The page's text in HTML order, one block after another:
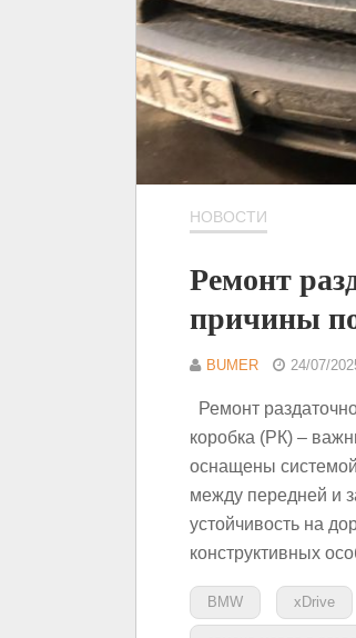
НОВОСТИ
Ремонт
причины
BUMER 24/07/
Ремонт
коробка (РК) –
оснащены
между передней и
устойчивость на
конструктивных
BMW xDrive